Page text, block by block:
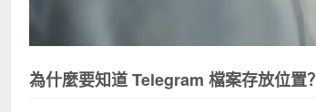
為什麼要知道 Telegram 檔案存放位置？